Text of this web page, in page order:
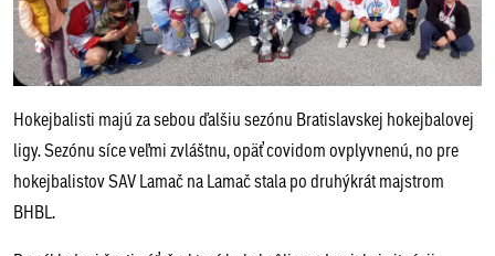
Hokejbalisti majú za sebou ďalšiu sezónu Bratislavskej hokejbalovej
ligy. Sezónu síce veľmi zvláštnu, opäť covidom ovplyvnenú, no pre
hokejbalistov SAV Lamač na Lamač stala po druhýkrát majstrom
BHBL.